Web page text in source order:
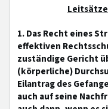
1. Das Recht eines
effektiven
zuständige Gericht
(körperliche)
Eilantrag des
auch auf seine